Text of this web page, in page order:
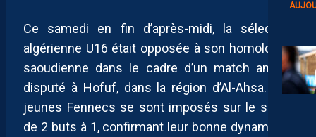
Ce samedi en fin d’après-midi, la sélection
algérienne U16 était opposée à son homologue
saoudienne dans le cadre d’un match amical
disputé à Hofuf, dans la région d’Al-Ahsa. Les
jeunes Fennecs se sont imposés sur le score
de 2 buts à 1, confirmant leur bonne dynamique